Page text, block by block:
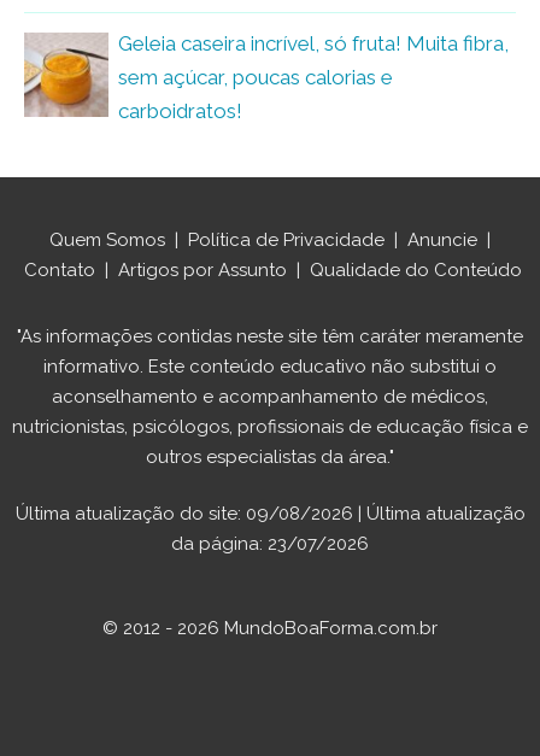
Geleia caseira incrível, só fruta! Muita fibra,
sem açúcar, poucas calorias e
carboidratos!
Quem Somos | Política de Privacidade | Anuncie |
Contato | Artigos por Assunto | Qualidade do Conteúdo
"As informações contidas neste site têm caráter meramente
informativo. Este conteúdo educativo não substitui o
aconselhamento e acompanhamento de médicos,
nutricionistas, psicólogos, profissionais de educação física e
outros especialistas da área."
Última atualização do site: 09/08/2026 | Última atualização
da página: 23/07/2026
© 2012 - 2026 MundoBoaForma.com.br